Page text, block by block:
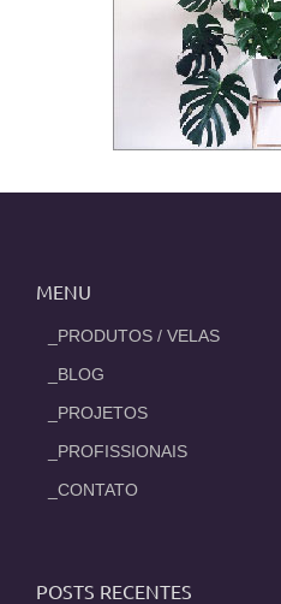
MENU
_PRODUTOS / VELAS
_BLOG
_PROJETOS
_PROFISSIONAIS
_CONTATO
POSTS RECENTES